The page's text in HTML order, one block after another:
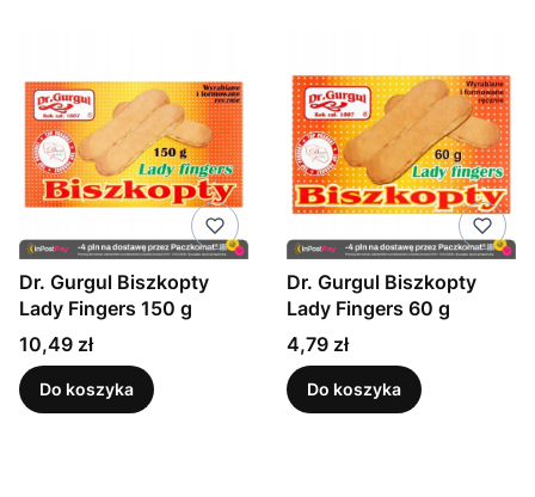
Dr. Gurgul Biszkopty
Lady Fingers 150 g
Cena
10,49 zł
Do koszyka
Dr. Gurgul Biszkopty
Lady Fingers 60 g
Cena
4,79 zł
Do koszyka